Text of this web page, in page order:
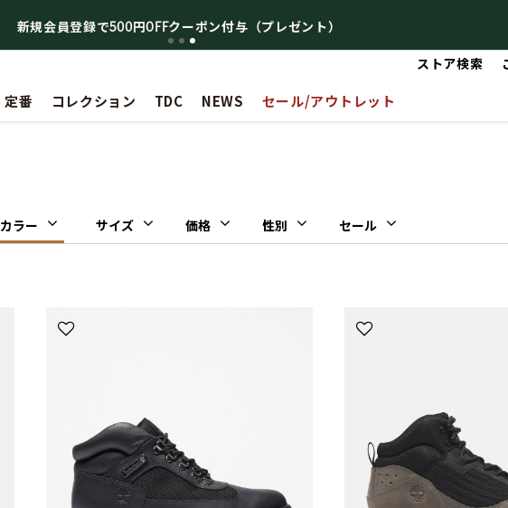
新規会員登録で500円OFFクーポン付与（プレゼント）
ストア検索
定番 コレクション TDC NEWS セール/アウトレット
カラー サイズ 価格 性別 セール